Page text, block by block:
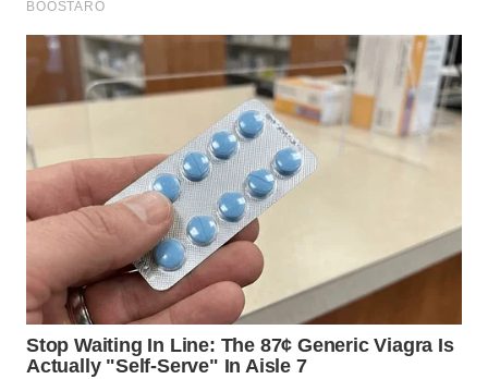
WN
TAPANULI
SELATAN
TANJUNG
LESUNG
KARO
WN
SIMALUNGUN